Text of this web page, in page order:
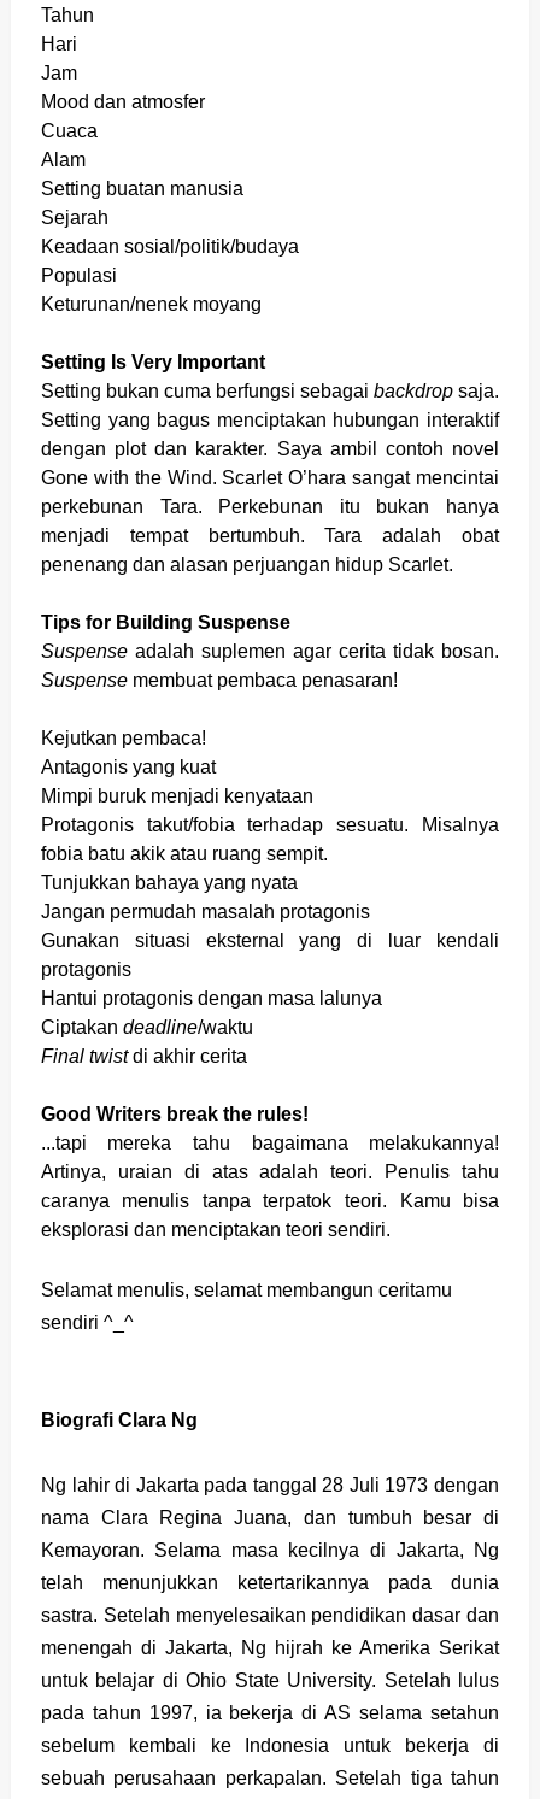
Tahun
Hari
Jam
Mood dan atmosfer
Cuaca
Alam
Setting buatan manusia
Sejarah
Keadaan sosial/politik/budaya
Populasi
Keturunan/nenek moyang
Setting Is Very Important
Setting bukan cuma berfungsi sebagaibackdrop saja.
Setting yang bagus menciptakan hubungan interaktif
dengan plot dan karakter. Saya ambil contoh novel
Gone with the Wind. Scarlet O’hara sangat mencintai
perkebunan Tara. Perkebunan itu bukan hanya
menjadi tempat bertumbuh. Tara adalah obat
penenang dan alasan perjuangan hidup Scarlet.
Tips for Building Suspense
Suspenseadalah suplemen agar cerita tidak bosan.
Suspensemembuat pembaca penasaran!
Kejutkan pembaca!
Antagonis yang kuat
Mimpi buruk menjadi kenyataan
Protagonis takut/fobia terhadap sesuatu. Misalnya
fobia batu akik atau ruang sempit.
Tunjukkan bahaya yang nyata
Jangan permudah masalah protagonis
Gunakan situasi eksternal yang di luar kendali
protagonis
Hantui protagonis dengan masa lalunya
Ciptakan deadline/waktu
Final twistdi akhir cerita
Good Writers break the rules!
...tapi mereka tahu bagaimana melakukannya!
Artinya, uraian di atas adalah teori. Penulis tahu
caranya menulis tanpa terpatok teori. Kamu bisa
eksplorasi dan menciptakan teori sendiri.
Selamat menulis, selamat membangun ceritamu
sendiri ^_^
Biografi Clara Ng
Ng lahir di Jakarta pada tanggal 28 Juli 1973 dengan
nama Clara Regina Juana, dan tumbuh besar di
Kemayoran. Selama masa kecilnya di Jakarta, Ng
telah menunjukkan ketertarikannya pada dunia
sastra. Setelah menyelesaikan pendidikan dasar dan
menengah di Jakarta, Ng hijrah ke Amerika Serikat
untuk belajar di Ohio State University. Setelah lulus
pada tahun 1997, ia bekerja di AS selama setahun
sebelum kembali ke Indonesia untuk bekerja di
sebuah perusahaan perkapalan. Setelah tiga tahun